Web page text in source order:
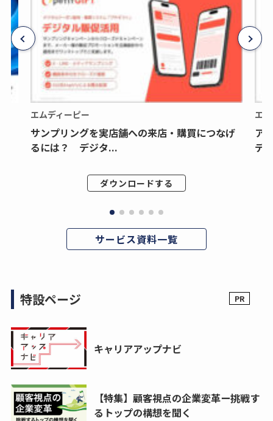
エムディーピー
サンプリングを実店舗への来店・購買につなげ
るには？ デジタ...
ダウンロードする
エ
ア
デ
サービス資料一覧
特設ページ
キャリアアップナビ
【特集】顧客視点の企業変革ー挑戦す
るトップの構想を聞く